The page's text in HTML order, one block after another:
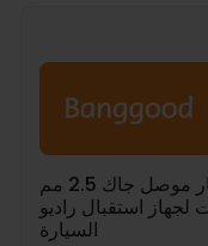
ميكروفون صوت السيارة بطول 3 أمتار موصل جاك 2.5 مم
استقبال راديو
السيارة